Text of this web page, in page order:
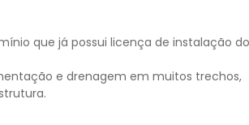
que já possui licença de instalação do
e drenagem em muitos trechos,